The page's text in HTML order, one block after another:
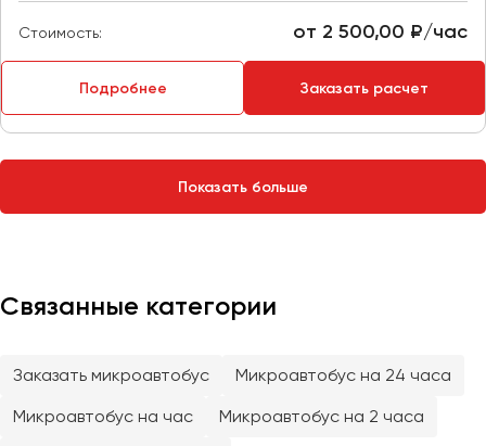
Стоимость: от 2 500,00 ₽/час
Подробнее Заказать расчет
Показать больше
Связанные категории
Заказать микроавтобус
Микроавтобус на 24 часа
Микроавтобус на час
Микроавтобус на 2 часа
Тверь
Томск
Уфа
Хабаровск